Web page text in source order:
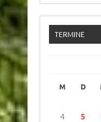
TERMINE
M D
4
5